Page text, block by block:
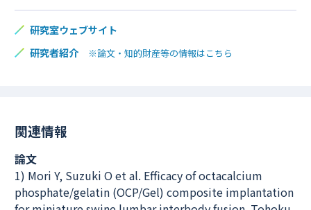
研究室ウェブサイト
研究者紹介
※論文・知的財産等の情報はこちら
関連情報
論文
1) Mori Y, Suzuki O et al. Efficacy of octacalcium
phosphate/gelatin (OCP/Gel) composite implantation